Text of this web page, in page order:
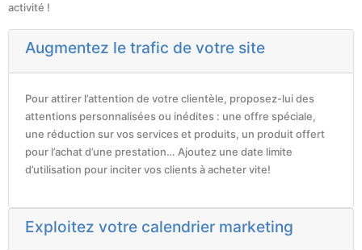
activité !
Augmentez le trafic de votre site
Pour attirer l’attention de votre clientèle, proposez-lui des
attentions personnalisées ou inédites : une offre spéciale,
une réduction sur vos services et produits, un produit offert
pour l’achat d’une prestation… Ajoutez une date limite
d’utilisation pour inciter vos clients à acheter vite!
Exploitez votre calendrier marketing